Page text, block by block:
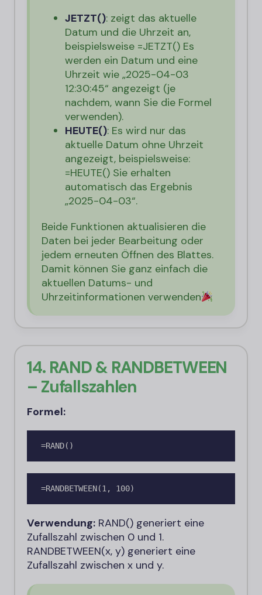
JETZT(): zeigt das aktuelle
Datum und die Uhrzeit an,
beispielsweise =JETZT() Es
werden ein Datum und eine
Uhrzeit wie „2025-04-03
12:30:45“ angezeigt (je
nachdem, wann Sie die Formel
verwenden).
HEUTE(): Es wird nur das
aktuelle Datum ohne Uhrzeit
angezeigt, beispielsweise:
=HEUTE() Sie erhalten
automatisch das Ergebnis
„2025-04-03“.
Beide Funktionen aktualisieren die
Daten bei jeder Bearbeitung oder
jedem erneuten Öffnen des Blattes.
Damit können Sie ganz einfach die
aktuellen Datums- und
Uhrzeitinformationen verwenden
14. RAND & RANDBETWEEN
– Zufallszahlen
Formel:
=RAND()
=RANDBETWEEN(1, 100)
Verwendung: RAND() generiert eine
Zufallszahl zwischen 0 und 1.
RANDBETWEEN(x, y) generiert eine
Zufallszahl zwischen x und y.